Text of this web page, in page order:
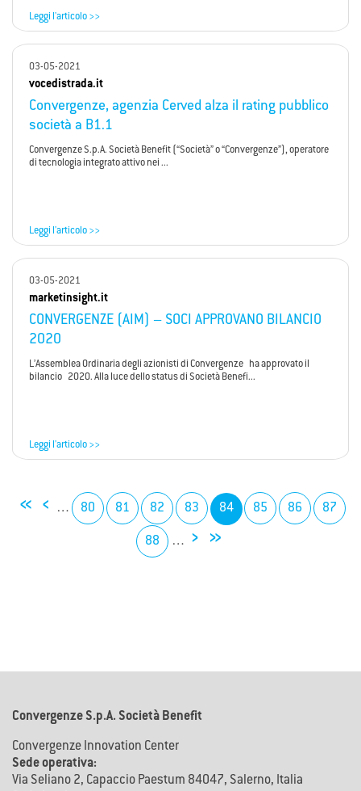
Leggi l'articolo >>
03-05-2021
vocedistrada.it
Convergenze, agenzia Cerved alza il rating pubblico
società a B1.1
Convergenze S.p.A. Società Benefit (“Società” o “Convergenze”), operatore
di tecnologia integrato attivo nei ...
Leggi l'articolo >>
03-05-2021
marketinsight.it
CONVERGENZE (AIM) – SOCI APPROVANO BILANCIO
2020
L’Assemblea Ordinaria degli azionisti di Convergenze ha approvato il
bilancio 2020. Alla luce dello status di Società Benefi...
Leggi l'articolo >>
« ‹ … 80 81 82 83 84 85 86 87
88 … › »
Convergenze S.p.A. Società Benefit
Convergenze Innovation Center
Sede operativa:
Via Seliano 2, Capaccio Paestum 84047, Salerno, Italia